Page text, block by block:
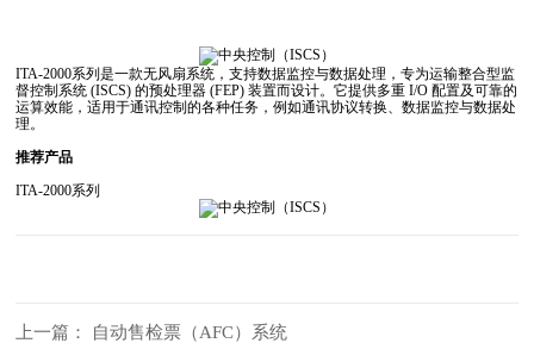
ITA-2000系列是一款无风扇系统，支持数据监控与数据处理，专为运输整合型监
督控制系统 (ISCS) 的预处理器 (FEP) 装置而设计。它提供多重 I/O 配置及可靠的
运算效能，适用于通讯控制的各种任务，例如通讯协议转换、数据监控与数据处
理。
推荐产品
ITA-2000系列
上一篇： 自动售检票（AFC）系统